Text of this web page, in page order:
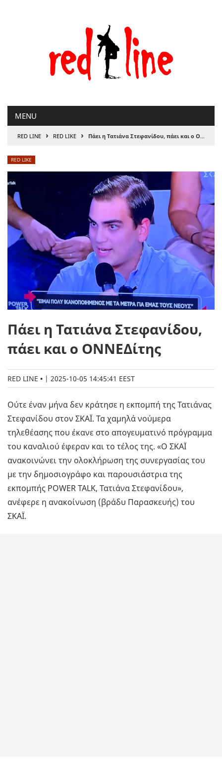
MENU
RED LINE › RED LIKE › Πάει η Τατιάνα Στεφανίδου, πάει και ο ΟΝΝΕΔίτης
RED LIKE
Πάει η Τατιάνα Στεφανίδου,
πάει και ο ΟΝΝΕΔίτης
RED LINE | 2025-10-05 14:45:41 EEST
Ούτε έναν μήνα δεν κράτησε η εκπομπή της Τατιάνας
Στεφανίδου στον ΣΚΑΪ. Τα χαμηλά νούμερα
τηλεθέασης που έκανε στο απογευματινό πρόγραμμα
του καναλιού έφεραν και το τέλος της. «Ο ΣΚΑΪ
ανακοινώνει την ολοκλήρωση της συνεργασίας του
με την δημοσιογράφο και παρουσιάστρια της
εκπομπής POWER TALK, Τατιάνα Στεφανίδου»,
ανέφερε η ανακοίνωση (βράδυ Παρασκευής) του
ΣΚΑΪ.